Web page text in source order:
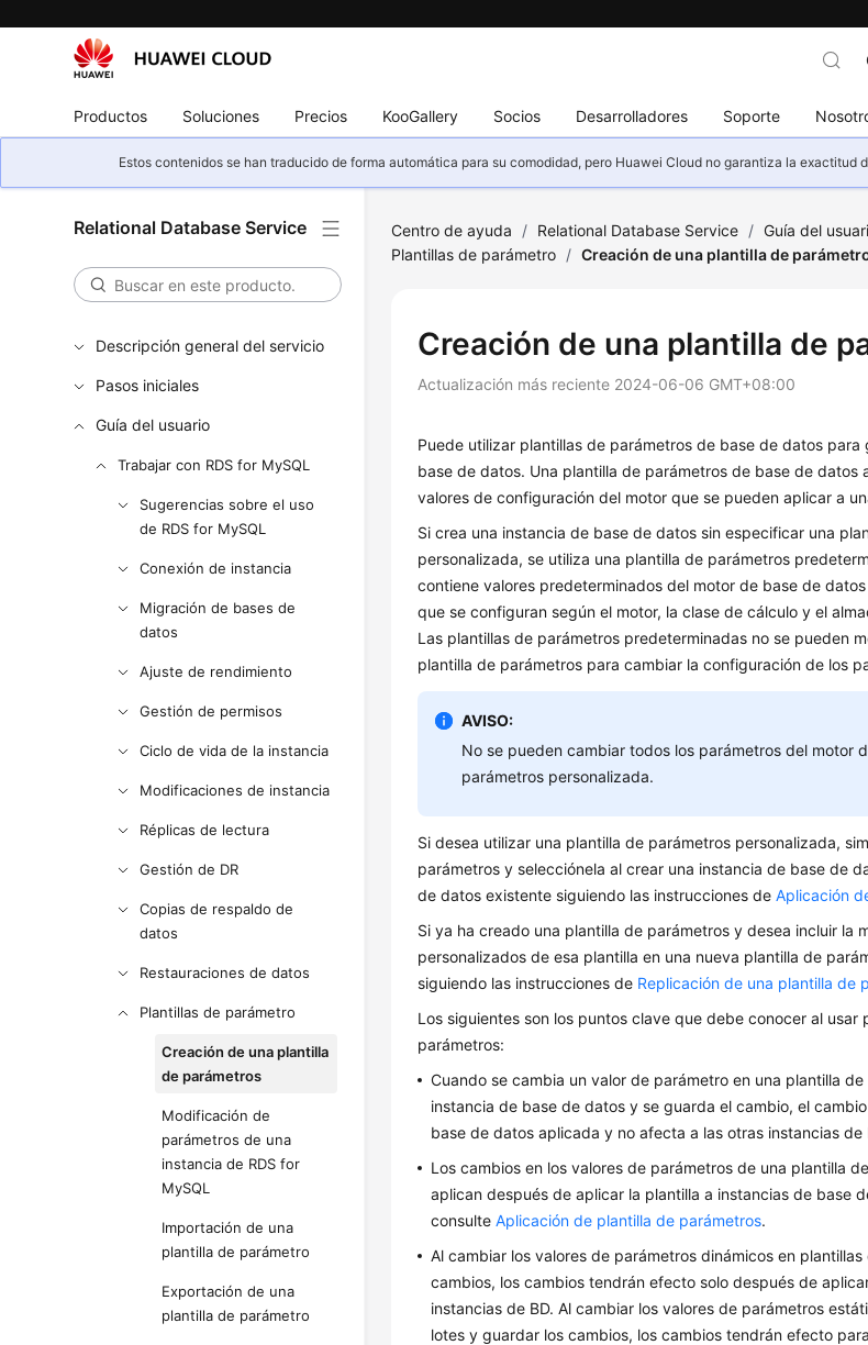
Productos Soluciones Precios KooGallery Socios Desarrolladores Soporte
Estos contenidos se han traducido de forma automática para su comodidad, pero Huawei Cloud no garantiza la
Relational Database Service
Descripción general del servicio
Pasos iniciales
Guía del usuario
Trabajar con RDS for MySQL
Sugerencias sobre el uso
de RDS for MySQL
Conexión de instancia
Migración de bases de
datos
Ajuste de rendimiento
Gestión de permisos
Ciclo de vida de la instancia
Modificaciones de instancia
Réplicas de lectura
Gestión de DR
Copias de respaldo de
datos
Restauraciones de datos
Plantillas de parámetro
Creación de una plantilla
de parámetros
Modificación de
parámetros de una
instancia de RDS for
MySQL
Importación de una
plantilla de parámetro
Exportación de una
plantilla de parámetro
Centro de ayuda / Relational Database Service / Guía del
Plantillas de parámetro / Creación de una plantilla de
Creación de una plantilla de
Actualización más reciente 2024-06-06 GMT+08:00
Puede utilizar plantillas de parámetros de base de datos
base de datos. Una plantilla de parámetros de base de datos
valores de configuración del motor que se pueden aplicar a
Si crea una instancia de base de datos sin especificar una
personalizada, se utiliza una plantilla de parámetros
contiene valores predeterminados del motor de base de
que se configuran según el motor, la clase de cálculo y el
Las plantillas de parámetros predeterminadas no se pueden
plantilla de parámetros para cambiar la configuración de los
AVISO:
No se pueden cambiar todos los parámetros del motor
parámetros personalizada.
Si desea utilizar una plantilla de parámetros personalizada,
parámetros y selecciónela al crear una instancia de base de
de datos existente siguiendo las instrucciones deAplicación
Si ya ha creado una plantilla de parámetros y desea incluir la
personalizados de esa plantilla en una nueva plantilla de
siguiendo las instrucciones de Replicación de una plantilla de
Los siguientes son los puntos clave que debe conocer al usar
parámetros:
Cuando se cambia un valor de parámetro en una plantilla
instancia de base de datos y se guarda el cambio, el
base de datos aplicada y no afecta a las otras instancias de
Los cambios en los valores de parámetros de una plantilla
aplican después de aplicar la plantilla a instancias de base
consulteAplicación de plantilla de parámetros.
Al cambiar los valores de parámetros dinámicos en
cambios, los cambios tendrán efecto solo después de
instancias de BD. Al cambiar los valores de parámetros
lotes y guardar los cambios, los cambios tendrán efecto